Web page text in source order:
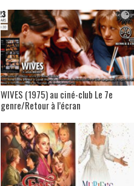
WIVES (1975) au ciné-club Le 7e
genre/Retour à l’écran